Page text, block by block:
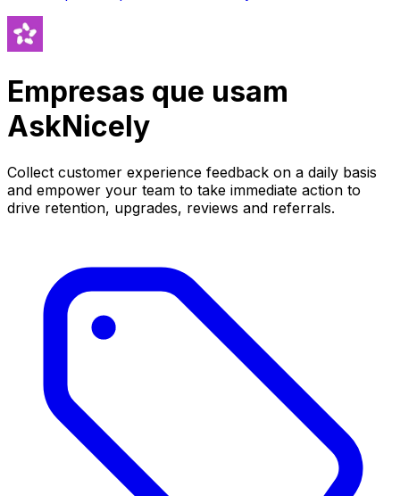
Empresas que usam
AskNicely
Collect customer experience feedback on a daily basis
and empower your team to take immediate action to
drive retention, upgrades, reviews and referrals.